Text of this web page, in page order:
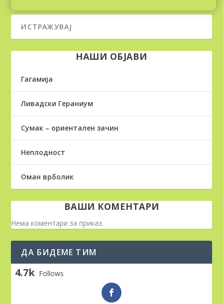
НАШИ ОБЈАВИ
Гагамија
Ливадски Гераниум
Сумак – ориентален зачин
Неплодност
Оман врболик
ВАШИ КОМЕНТАРИ
Нема коментари за приказ.
ДА БИДЕМЕ ТИМ
4.7k Follows